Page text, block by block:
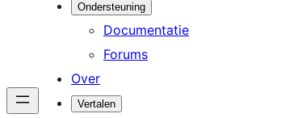
Ondersteuning
Documentatie
Forums
Over
Vertalen